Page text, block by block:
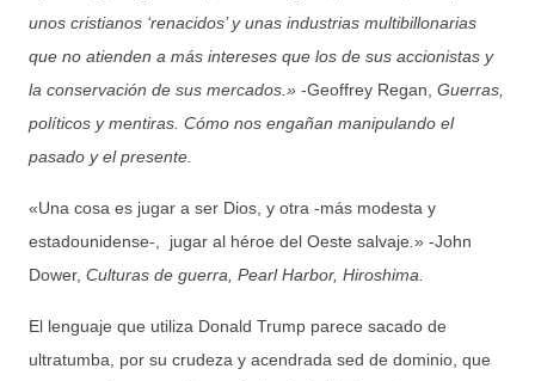
unos cristianos ‘renacidos’ y unas industrias multibillonarias
que no atienden a más intereses que los de sus accionistas y
la conservación de sus mercados.» -Geoffrey Regan, Guerras,
políticos y mentiras. Cómo nos engañan manipulando el
pasado y el presente.
«Una cosa es jugar a ser Dios, y otra -más modesta y
estadounidense-, jugar al héroe del Oeste salvaje » -John
Dower, Culturas de guerra, Pearl Harbor, Hiroshima.
El lenguaje que utiliza Donald Trump parece sacado de
ultratumba, por su crudeza y acendrada sed de dominio, que